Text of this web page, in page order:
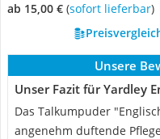
ab 15,00 € ( Sofort lieferbar)
Unsere
Unser Fazit für Yardley
Das Talkumpuder
angenehm duftende